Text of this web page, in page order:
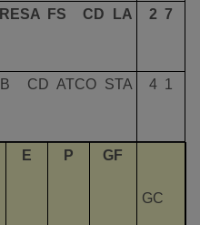
FS  CD LA
2  7
 CD ATCO STA
4  1
E P GF
GC